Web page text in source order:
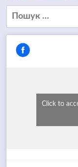
Пошук:
Click to